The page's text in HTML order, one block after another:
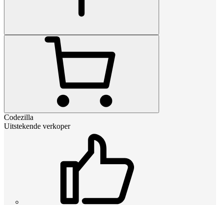
Codezilla
Uitstekende verkoper